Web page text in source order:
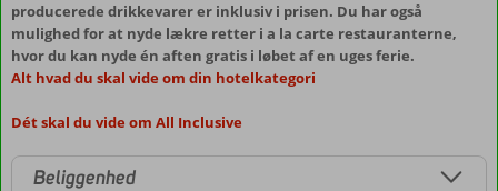
producerede drikkevarer er inklusiv i prisen. Du har også
mulighed for at nyde lækre retter i a la carte restauranterne,
hvor du kan nyde én aften gratis i løbet af en uges ferie.
Alt hvad du skal vide om din hotelkategori
Dét skal du vide om All Inclusive
Beliggenhed